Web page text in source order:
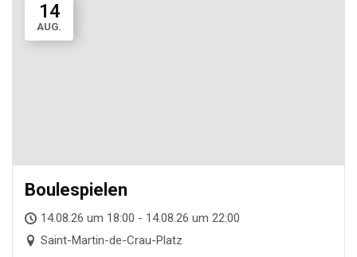
14
AUG.
Boule­spie­len
14.08.26 um 18:00 - 14.08.26 um 22:00
Saint-Martin-de-Crau-Platz